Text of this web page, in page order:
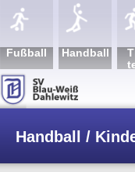
Fuß­ball Hand­ball
Handball /